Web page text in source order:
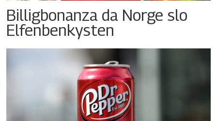
Billigbonanza da Norge slo
Elfenbenkysten